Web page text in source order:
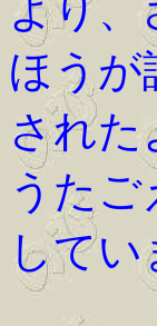
より
ほうが
された
うた
して